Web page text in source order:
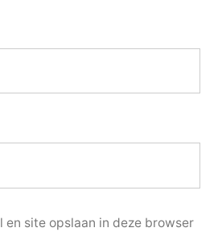
en site opslaan in deze browser